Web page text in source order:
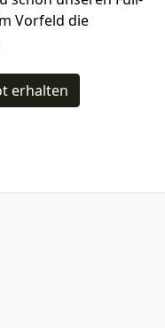
Vorfeld die
erhalten